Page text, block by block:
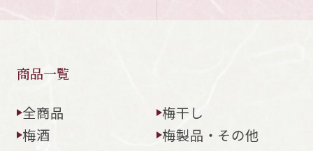
商品一覧
全商品
梅干し
梅酒
梅製品・その他